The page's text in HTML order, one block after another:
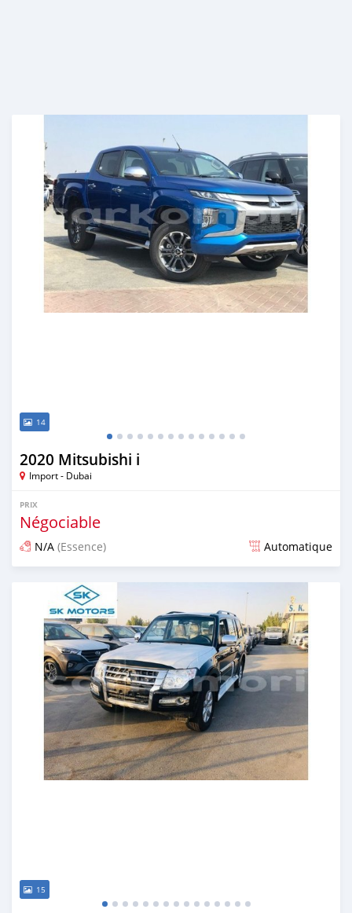
14
2020 Mitsubishi i
Import - Dubai
PRIX
Négociable
N/A (Essence) Automatique
15